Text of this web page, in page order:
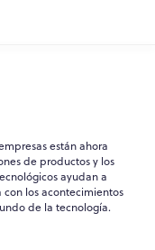
están ahora
de productos y los
ayudan a
los acontecimientos
de la tecnología.